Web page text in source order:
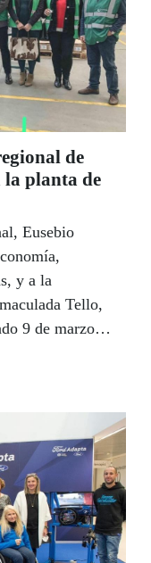
de
planta de
Eusebio
y a la
Tello,
9 de marzo
Centro